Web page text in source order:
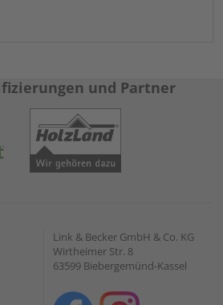
und Partner
Link & Becker GmbH & Co. KG
Wirtheimer Str. 8
63599 Biebergemünd-Kassel